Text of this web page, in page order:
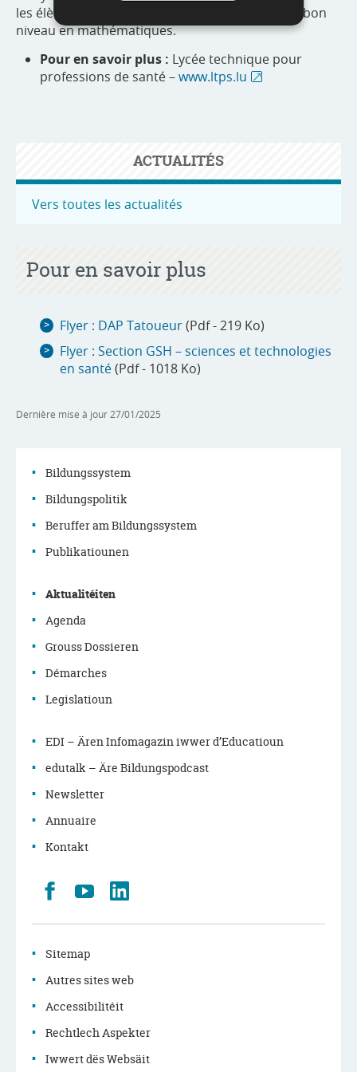
les élèves ayant réussi une classe de 5
avec un bon
niveau en mathématiques.
Pour en savoir plus : Lycée technique pour
professions de santé –www.ltps.lu
ACTUALITÉS
Vers toutes les actualités
Pour en savoir plus
Flyer : DAP Tatoueur(Pdf - 219 Ko)
Flyer : Section GSH – sciences et technologies
en santé(Pdf - 1018 Ko)
Dernière mise à jour 27/01/2025
Menu
de
navigation
principale
Bildungssystem
Bildungspolitik
Beruffer am Bildungssystem
Publikatiounen
Aktualitéiten
Agenda
Grouss Dossieren
Démarches
Legislatioun
EDI – Ären Infomagazin iwwer d’Educatioun
edutalk – Äre Bildungspodcast
Newsletter
Annuaire
Kontakt
Retrouvez
nous
Youtube
Sitemap
Autres sites web
Accessibilitéit
Rechtlech Aspekter
Iwwert dës Websäit